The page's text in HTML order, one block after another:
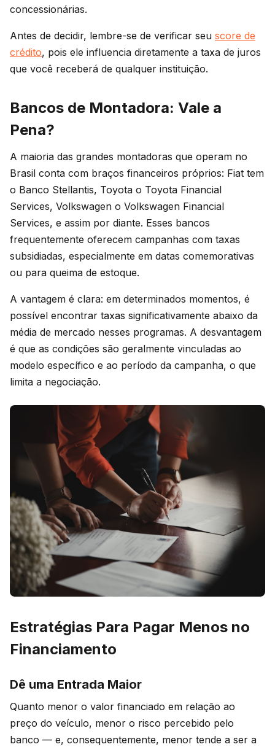
concessionárias.
Antes de decidir, lembre-se de verificar seu score de
crédito, pois ele influencia diretamente a taxa de juros
que você receberá de qualquer instituição.
Bancos de Montadora: Vale a
Pena?
A maioria das grandes montadoras que operam no
Brasil conta com braços financeiros próprios: Fiat tem
o Banco Stellantis, Toyota o Toyota Financial
Services, Volkswagen o Volkswagen Financial
Services, e assim por diante. Esses bancos
frequentemente oferecem campanhas com taxas
subsidiadas, especialmente em datas comemorativas
ou para queima de estoque.
A vantagem é clara: em determinados momentos, é
possível encontrar taxas significativamente abaixo da
média de mercado nesses programas. A desvantagem
é que as condições são geralmente vinculadas ao
modelo específico e ao período da campanha, o que
limita a negociação.
Estratégias Para Pagar Menos no
Financiamento
Dê uma Entrada Maior
Quanto menor o valor financiado em relação ao
preço do veículo, menor o risco percebido pelo
banco — e, consequentemente, menor tende a ser a